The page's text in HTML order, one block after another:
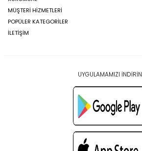
MÜŞTERI HIZMETLERI
POPÜLER KATEGORILER
İLETİŞİM
UYGULAMAMIZI İNDİRİN